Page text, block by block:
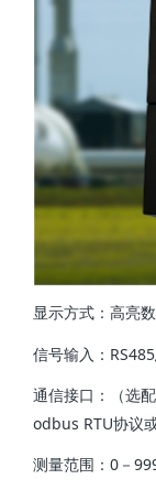
显示方式：高亮
信号输入： RS485
通信接口：（选配
odbus RTU协议
测量范围： 0 －